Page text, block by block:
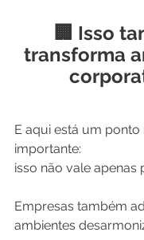
🏢 Isso
transforma
E aqui está um ponto
importante:
isso não vale apenas
Empresas também
ambientes